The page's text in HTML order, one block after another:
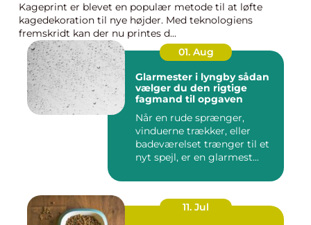
Kageprint er blevet en populær metode til at løfte
kagedekoration til nye højder. Med teknologiens
fremskridt kan der nu printes d...
01. Aug
Glarmester i lyngby sådan
vælger du den rigtige
fagmand til opgaven
Når en rude sprænger,
vinduerne trækker, eller
badeværelset trænger til et
nyt spejl, er en glarmest...
11. Jul